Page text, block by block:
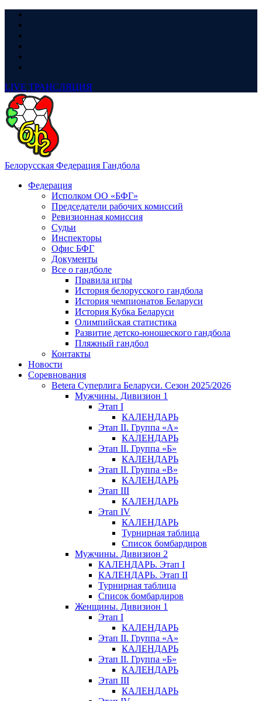
LIVE ТРАНСЛЯЦИЯ
Белорусская Федерация Гандбола
Федерация
Исполком ОО «БФГ»
Председатели рабочих комиссий
Ревизионная комиссия
Судьи
Инспекторы
Офис БФГ
Документы
Все о гандболе
Правила игры
История белорусского гандбола
История чемпионатов Беларуси
История Кубка Беларуси
Олимпийская статистика
Развитие детско-юношеского гандбола
Пляжный гандбол
Контакты
Новости
Соревнования
Betera Суперлига Беларуси. Сезон 2025/2026
Мужчины. Дивизион 1
Этап I
КАЛЕНДАРЬ
Этап II. Группа «А»
КАЛЕНДАРЬ
Этап II. Группа «Б»
КАЛЕНДАРЬ
Этап II. Группа «В»
КАЛЕНДАРЬ
Этап III
КАЛЕНДАРЬ
Этап IV
КАЛЕНДАРЬ
Турнирная таблица
Список бомбардиров
Мужчины. Дивизион 2
КАЛЕНДАРЬ. Этап I
КАЛЕНДАРЬ. Этап II
Турнирная таблица
Список бомбардиров
Женщины. Дивизион 1
Этап I
КАЛЕНДАРЬ
Этап II. Группа «А»
КАЛЕНДАРЬ
Этап II. Группа «Б»
КАЛЕНДАРЬ
Этап III
КАЛЕНДАРЬ